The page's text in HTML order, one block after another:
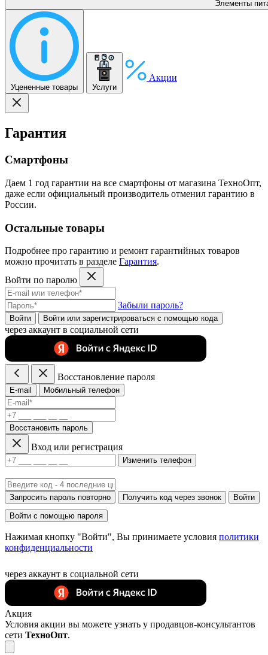
Элементы
Уцененные товары Услуги
Акции
Гарантия
Смартфоны
Даем 1 год гарантии на все смартфоны от магазина ТехноОпт,
даже если официальный производитель отменил гарантию в
России.
Остальные товары
Подробнее про гарантию и ремонт гарантийных товаров
можно прочитать в разделе Гарантия.
Войти по паролю
Забыли пароль?
Войти Войти или зарегистрироватьcя с помощью кода
через аккаунт в социальной сети
Восстановление пароля
E-mail Мобильный телефон
Восстановить пароль
Вход или регистрация
Изменить телефон
Запросить пароль повторно Получить код через звонок Войти
Войти с помощью пароля
Нажимая кнопку "Войти", Вы принимаете условия политики
конфиденциальности
через аккаунт в социальной сети
Акция
Условия акции вы можете узнать у продавцов-консультантов
сети ТехноОпт.